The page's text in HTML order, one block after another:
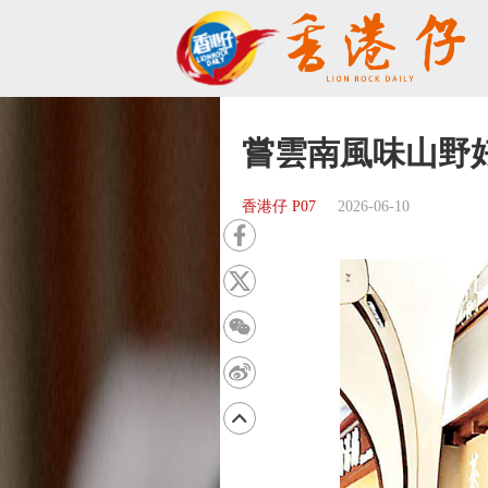
嘗雲南風味山野
香港仔 P07 2026-06-10